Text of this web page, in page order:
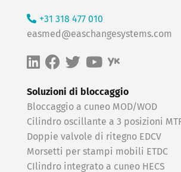
Soluzioni di bloccaggio
Bloccaggio a cuneo MOD/WOD
Cilindro oscillante a 3 posizioni
Doppie valvole di ritegno EDCV
Morsetti per stampi mobili ETDC
CIlindro integrato a cuneo HECS
+31 318 477 010
easmed@easchangesystems.com